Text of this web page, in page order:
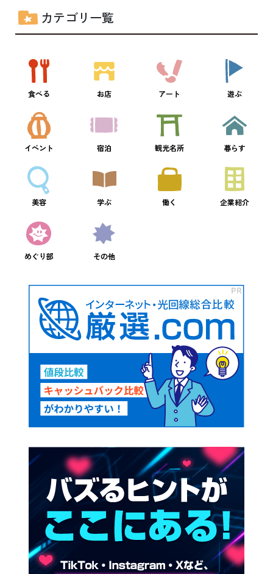
カテゴリ一覧
食べる お店 アート 遊ぶ
イベント 宿泊 観光名所 暮らす
美容 学ぶ 働く 企業紹介
めぐり部 その他